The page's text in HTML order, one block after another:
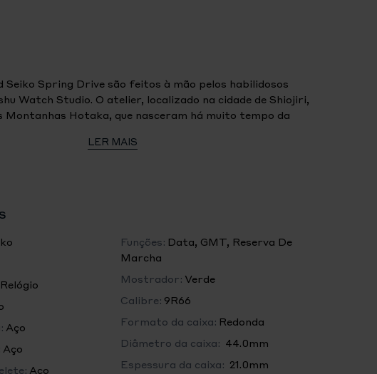
Seiko Spring Drive são feitos à mão pelos habilidosos
Watch Studio. O atelier, localizado na cidade de Shiojiri,
Hotaka, que nasceram há muito tempo da
fortes e neve esculpiram as faces dos penhascos
Spring Drive GMT Triple Time Zone SBGE295 tem
padrão que representa estes penhascos escarpados e
verde concebida para captar o brilho dos curtos verões de
apresenta o movimento Calibre 9R66 Spring Drive com
luneta rotativa com escala de 24 horas é fabricada em
complementada por um outro mostrador circular de 24
permitem ao utilizador ler as horas em três fusos
LER MAIS
Relógio
Aço
Aço
Aço
Funções: Data, GMT, Reserva De
Marcha
Mostrador: Verde
Calibre: 9R66
Formato da caixa: Redonda
Diâmetro da caixa: 44.0mm
Espessura da caixa: 21.0mm